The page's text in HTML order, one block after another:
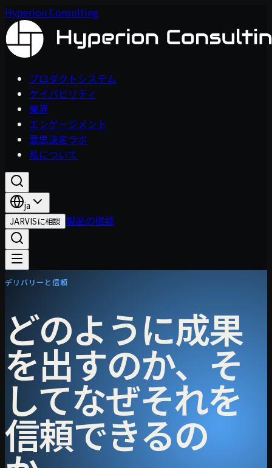
Hyperion Consulting
プロダクトシステム
ケイパビリティ
業界
エンゲージメント
意思決定ラボ
私について
ja
JARVISに相談 製品の相談
デリバリーと信頼
どのように成果
を出すのか、そ
してなぜそれを
信頼できるの